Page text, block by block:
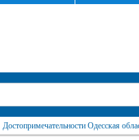
Достопримечательности Одесская